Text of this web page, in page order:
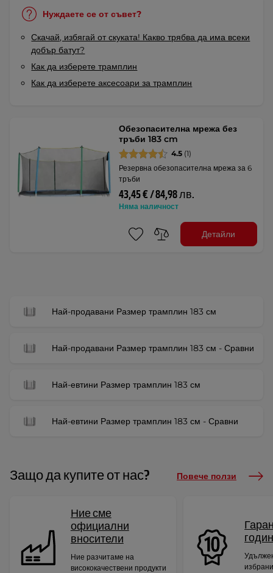
Нуждаете се от съвет?
Скачай, избягай от скуката! Какво трябва да има всеки
добър батут?
Как да изберете трамплин
Как да изберете аксесоари за трамплин
Обезопасителна мрежа без
тръби 183 cm
4.5 (1)
Резервна обезопасителна мрежа за 6
тръби
43,45 € / 84,98 лв.
Няма наличност
Детайли
Най-продавани Размер трамплин 183 см
Най-продавани Размер трамплин 183 см - Сравни
Най-евтини Размер трамплин 183 см
Най-евтини Размер трамплин 183 см - Сравни
Защо да купите от нас? Повече ползи
Ние сме
официални
вносители
Ние разчитаме на
висококачествени продукти